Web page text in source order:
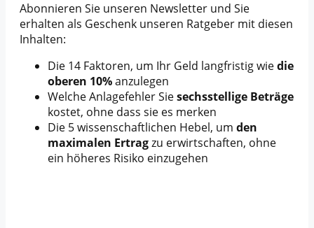
Abonnieren Sie unseren Newsletter und Sie
erhalten als Geschenk unseren Ratgeber mit diesen
Inhalten:
Die 14 Faktoren, um Ihr Geld langfristig wiedie
oberen 10%anzulegen
Welche Anlagefehler Siesechsstellige Beträge
kostet, ohne dass sie es merken
Die 5 wissenschaftlichen Hebel, um den
maximalen Ertragzu erwirtschaften, ohne
ein höheres Risiko einzugehen